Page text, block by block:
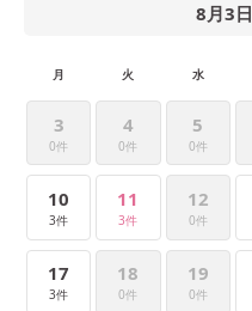
8月3日
月 火 水
3
0件
4
0件
5
0件
10
3件
11
3件
12
0件
17
3件
18
0件
19
0件